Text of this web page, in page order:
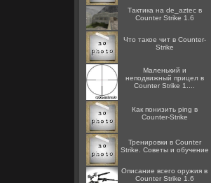
Тактика на de_aztec в
Counter Strike 1.6
Что такое чит в Counter-
Strike
Маленький и
неподвижный прицел в
Counter Strike 1....
Как понизить ping в
Counter-Strike
Тренировки в Counter
Strike. Советы и обучение
Описание всего оружия в
Counter Strike 1.6